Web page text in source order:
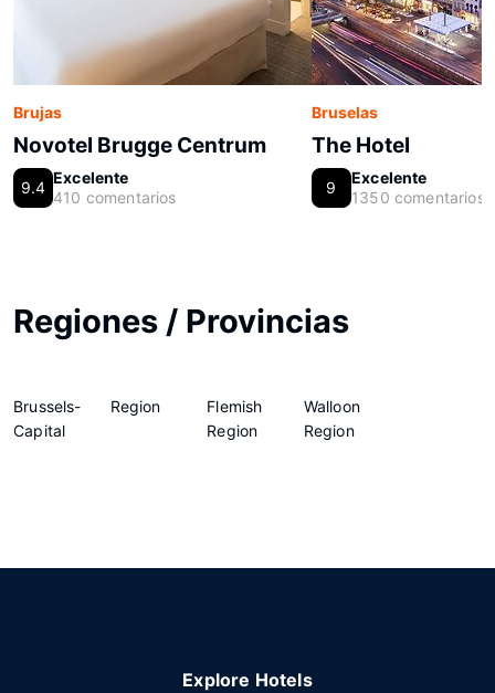
Brujas
Novotel Brugge Centrum
9.4
Excelente
410 comentarios
Bruselas
The Hotel
9
Excelente
1350 comentarios
Regiones / Provincias
Brussels-
Capital
Region
Flemish
Region
Walloon
Region
Explore Hotels